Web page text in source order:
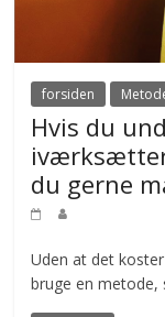
forsiden
Hvis du
du gerne
Uden at det
bruge en